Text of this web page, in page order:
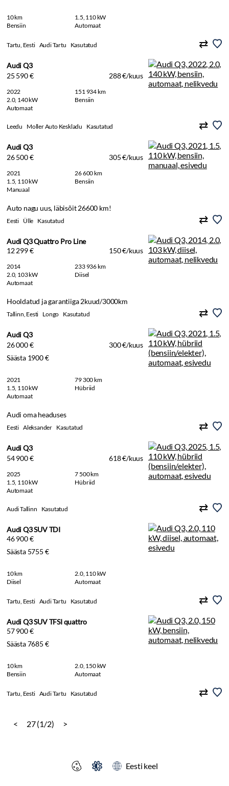
10 km
1.5, 110 kW
Bensiin
Automaat
Tartu, Eesti Audi Tartu Kasutatud
Audi Q3
25 590 €
288 €/kuus
2022
151 934 km
2.0, 140 kW
Bensiin
Automaat
Leedu Moller Auto Keskladu Kasutatud
Audi Q3
26 500 €
305 €/kuus
2021
26 600 km
1.5, 110 kW
Bensiin
Manuaal
Auto nagu uus, läbisõit 26600 km!
Eesti Ülle Kasutatud
Audi Q3 Quattro Pro Line
12 299 €
150 €/kuus
2014
233 936 km
2.0, 103 kW
Diisel
Automaat
Hooldatud ja garantiiga 2kuud/3000km
Tallinn, Eesti Longo Kasutatud
Audi Q3
26 000 €
300 €/kuus
Säästa 1900 €
2021
79 300 km
1.5, 110 kW
Hübriid
Automaat
Audi oma headuses
Eesti Aleksander Kasutatud
Audi Q3
54 900 €
618 €/kuus
2025
7 500 km
1.5, 110 kW
Hübriid
Automaat
Audi Tallinn Kasutatud
Audi Q3 SUV TDI
46 900 €
Säästa 5755 €
10 km
2.0, 110 kW
Diisel
Automaat
Tartu, Eesti Audi Tartu Kasutatud
Audi Q3 SUV TFSI quattro
57 900 €
Säästa 7685 €
10 km
2.0, 150 kW
Bensiin
Automaat
Tartu, Eesti Audi Tartu Kasutatud
< 27 (1/2) >
Eesti keel